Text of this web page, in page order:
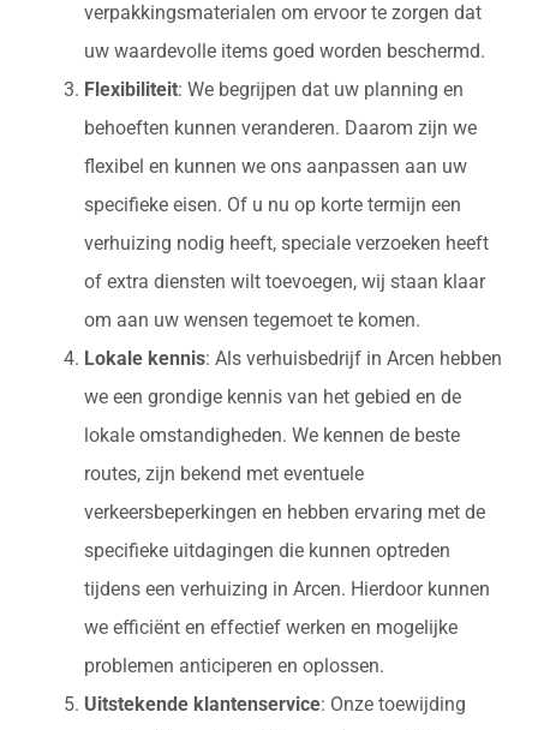
verpakkingsmaterialen om ervoor te zorgen dat
uw waardevolle items goed worden beschermd.
Flexibiliteit: We begrijpen dat uw planning en
behoeften kunnen veranderen. Daarom zijn we
flexibel en kunnen we ons aanpassen aan uw
specifieke eisen. Of u nu op korte termijn een
verhuizing nodig heeft, speciale verzoeken heeft
of extra diensten wilt toevoegen, wij staan klaar
om aan uw wensen tegemoet te komen.
Lokale kennis: Als verhuisbedrijf in Arcen hebben
we een grondige kennis van het gebied en de
lokale omstandigheden. We kennen de beste
routes, zijn bekend met eventuele
verkeersbeperkingen en hebben ervaring met de
specifieke uitdagingen die kunnen optreden
tijdens een verhuizing in Arcen. Hierdoor kunnen
we efficiënt en effectief werken en mogelijke
problemen anticiperen en oplossen.
Uitstekende klantenservice: Onze toewijding